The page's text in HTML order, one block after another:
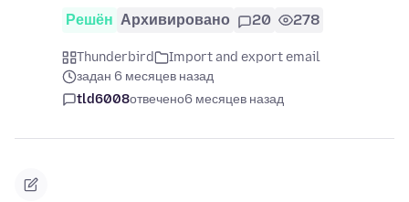
Решён Архивировано 20 278
Thunderbird
Import and export email
задан 6 месяцев назад
tld6008отвечено6 месяцев назад